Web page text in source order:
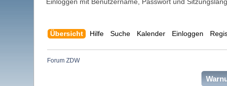
Übersicht Hilfe Suche Kalender Einloggen
Forum ZDW